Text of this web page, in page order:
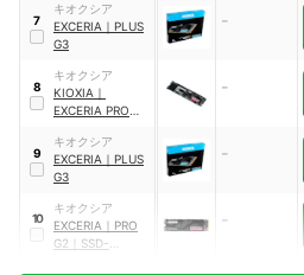
7
キオクシア
EXCERIA ｜ PLUS
G3
-
8
キオクシア
KIOXIA ｜
EXCERIA PRO
CK1.0N4P/N
-
9
キオクシア
EXCERIA ｜ PLUS
G3
-
10
キオクシア
EXCERIA ｜ PRO
G2
SSD-
-